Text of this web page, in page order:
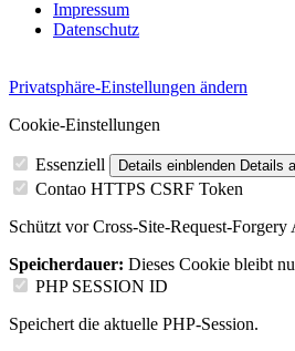
Impressum
Datenschutz
Privatsphäre-Einstellungen ändern
Cookie-Einstellungen
Essenziell Details einblenden Details
Contao HTTPS CSRF Token
Schützt vor Cross-Site-Request-Forgery
Speicherdauer: Dieses Cookie bleibt
PHP SESSION ID
Speichert die aktuelle PHP-Session.